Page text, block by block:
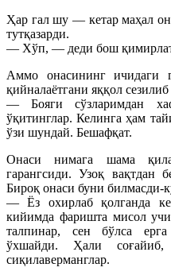
Ҳар гал шу — кетар маҳал
тутқазарди.
— Хўп, — деди бош
Аммо онасининг ичидаги
қийналаётгани яққол
— Бояги сўзларимдан
ўқитинглар. Келинга ҳам
ўзи шундай. Бешафқат.
Онаси нимага шама
гарангсиди. Узоқ вақтдан
Бироқ онаси буни билмасди-
— Ёз охирлаб қолганда
кийимда фаришта мисол
талпинар, сен бўлса ерга
ўхшайди. Ҳали
сиқилаверманглар.